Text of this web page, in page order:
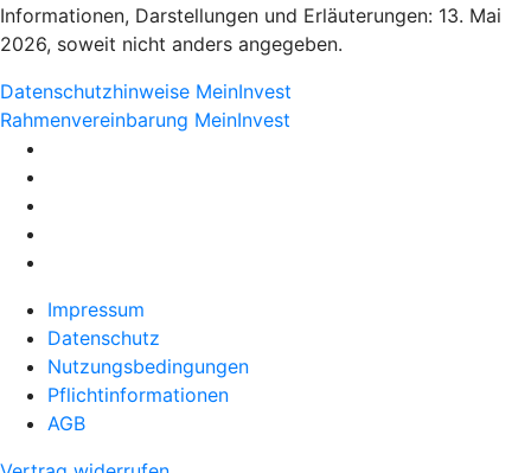
Informationen, Darstellungen und Erläuterungen: 13. Mai
2026, soweit nicht anders angegeben.
Datenschutzhinweise MeinInvest
Rahmenvereinbarung MeinInvest
Impressum
Datenschutz
Nutzungsbedingungen
Pflichtinformationen
AGB